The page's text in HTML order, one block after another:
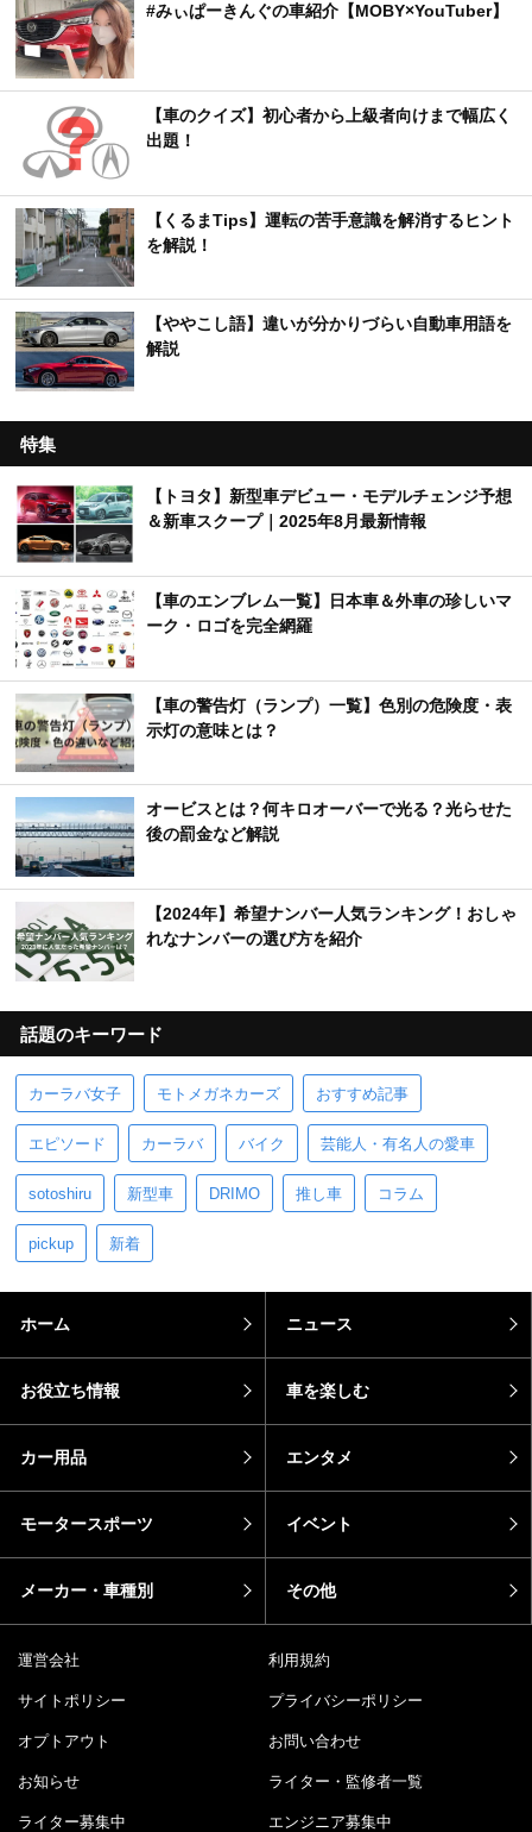
#みぃぱーきんぐの車紹介【MOBY×YouTuber】
【車のクイズ】初心者から上級者向けまで幅広く
出題！
【くるまTips】運転の苦手意識を解消するヒント
を解説！
【ややこし語】違いが分かりづらい自動車用語を
解説
特集
【トヨタ】新型車デビュー・モデルチェンジ予想
＆新車スクープ｜2025年8月最新情報
【車のエンブレム一覧】日本車＆外車の珍しいマ
ーク・ロゴを完全網羅
【車の警告灯（ランプ）一覧】色別の危険度・表
示灯の意味とは？
オービスとは？何キロオーバーで光る？光らせた
後の罰金など解説
【2024年】希望ナンバー人気ランキング！おしゃ
れなナンバーの選び方を紹介
話題のキーワード
カーラバ女子 モトメガネカーズ おすすめ記事
エピソード カーラバ バイク 芸能人・有名人の愛車
sotoshiru 新型車 DRIMO 推し車 コラム
pickup 新着
ホーム ニュース
お役立ち情報 車を楽しむ
カー用品 エンタメ
モータースポーツ イベント
メーカー・車種別 その他
運営会社 利用規約
サイトポリシー プライバシーポリシー
オプトアウト お問い合わせ
お知らせ ライター・監修者一覧
ライター募集中 エンジニア募集中